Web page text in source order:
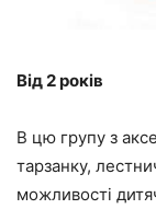
Від 2 років
В цю групу з
тарзанку,
можливості